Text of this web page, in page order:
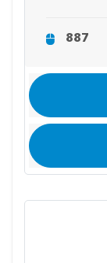
887